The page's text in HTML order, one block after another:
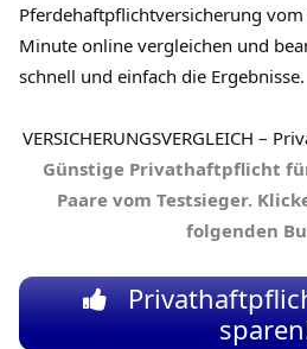
Pferdehaftpflichtversicherung
Minute online vergleichen und
schnell und einfach die Ergebnisse.
VERSICHERUNGSVERGLEICH –
Günstige Privathaftpflicht
Paare vom Testsieger.
folgenden